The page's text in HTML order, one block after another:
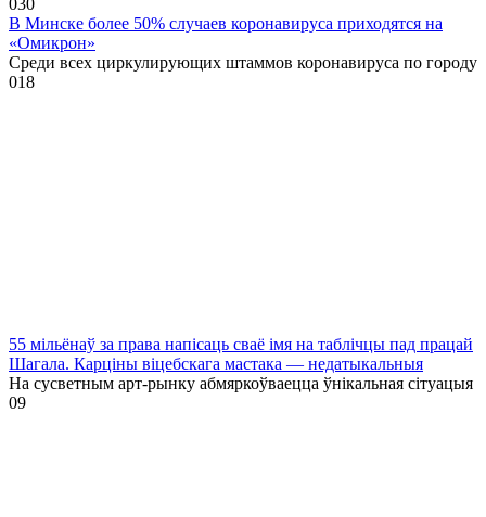
В Минске более 50% случаев коронавируса приходятся на
«Омикрон»
Среди всех циркулирующих штаммов коронавируса по городу
018
55 мільёнаў за права напісаць сваё імя на таблічцы пад працай
Шагала. Карціны віцебскага мастака — недатыкальныя
На сусветным арт-рынку абмяркоўваецца ўнікальная сітуацыя
09